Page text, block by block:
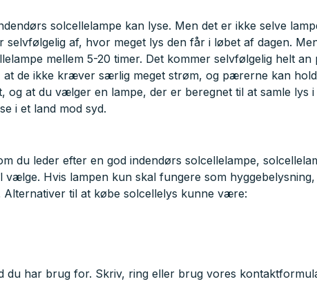
solcellelampe kan lyse. Men det er ikke selve
af, hvor meget lys den får i løbet af dagen.
mellem 5-20 timer. Det kommer selvfølgelig helt
de ikke kræver særlig meget strøm, og pærerne kan
at du vælger en lampe, der er beregnet til at samle lys
i et land mod syd.
du leder efter en god indendørs solcellelampe,
vælge. Hvis lampen kun skal fungere som
til at købe solcellelys kunne være:
du har brug for. Skriv, ring eller brug vores